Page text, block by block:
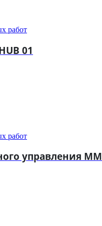
работ
01
работ
управления